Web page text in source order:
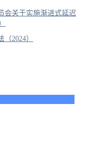
会关于实施渐进式延迟
2024）